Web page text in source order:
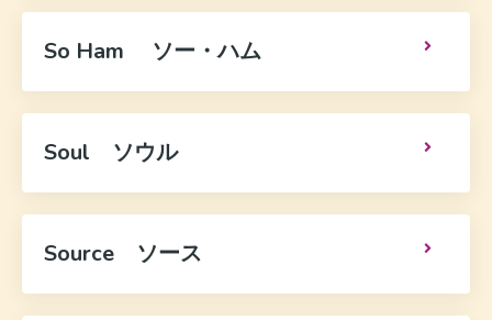
So Ham ソー・ハム
Soul ソウル
Source ソース